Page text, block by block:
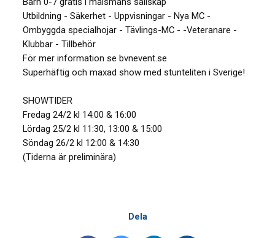
Utbildning - Säkerhet - Uppvisningar - Nya MC -
Ombyggda specialhojar - Tävlings-MC - -Veteranare -
Klubbar - Tillbehör
För mer information se bvnevent.se
Superhäftig och maxad show med stunteliten i Sverige!
SHOWTIDER
Fredag 24/2 kl 14:00 & 16:00
Lördag 25/2 kl 11:30, 13:00 & 15:00
Söndag 26/2 kl 12:00 & 14:30
(Tiderna är preliminära)
Dela